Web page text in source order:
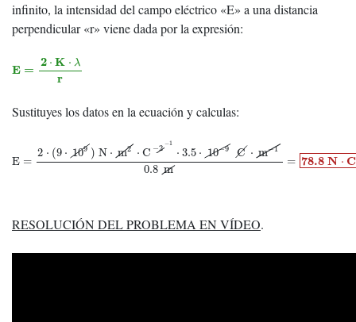
infinito, la intensidad del campo eléctrico «E» a una distancia
perpendicular «r» viene dada por la expresión:
E =
2 ⋅ K ⋅ λ
r
K⋅ r
Sustituyes los datos en la ecuación y calculas:
E =
2 ⋅ (9 ⋅ 109 ) N ⋅ m2 ⋅ C −2
−1
⋅ 3.5 ⋅ 10−9 C ⋅ m−1
0.8 m
= 78.8 N ⋅ C
m 1 10− 0.8 N
RESOLUCIÓN DEL PROBLEMA EN VÍDEO.